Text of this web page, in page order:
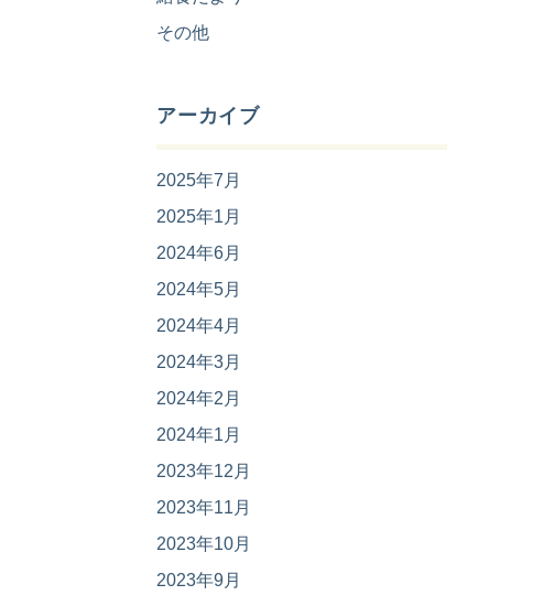
その他
アーカイブ
2025年7月
2025年1月
2024年6月
2024年5月
2024年4月
2024年3月
2024年2月
2024年1月
2023年12月
2023年11月
2023年10月
2023年9月